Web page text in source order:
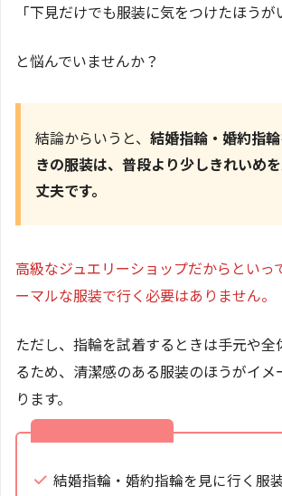
「下見だけでも服装に気をつけたほうが
と悩んでいませんか？
結論からいうと、 結婚指輪・婚約指
きの服装は、普段より少しきれいめ
丈夫です。
高級なジュエリーショップだからといっ
ーマルな服装で行く必要はありません。
ただし、指輪を試着するときは手元や全
るため、清潔感のある服装のほうがイメ
ります。
結婚指輪・婚約指輪を見に行く服